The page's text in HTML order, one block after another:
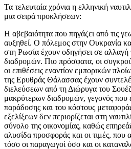
Τα τελευταία χρόνια η ελληνική
μια σειρά προκλήσεων:
Η αβεβαιότητα που πηγάζει από τις
αυξηθεί. Ο πόλεμος στην Ουκρανία
στη Ρωσία έχουν οδηγήσει σε
διαδρομών. Πιο πρόσφατα, οι
οι επιθέσεις εναντίον εμπορικών
της Ερυθράς Θάλασσας έχουν
διελεύσεων από τη Διώρυγα του
μακρύτερων διαδρομών, γεγονός που
παράδοσης και του κόστους
εξελίξεων δεν περιορίζεται στη
σύνολο της οικονομίας, καθώς
αλυσίδα προσφοράς και οι τιμές, που
τόσο οι παραγωγοί όσο και οι